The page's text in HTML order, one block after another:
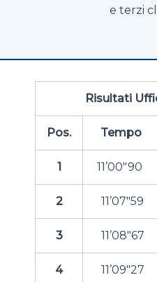
e terzi
Risultati
Pos. Tempo
1 11’00″90
2 11’07″59
3 11’08″67
4 11’09″27